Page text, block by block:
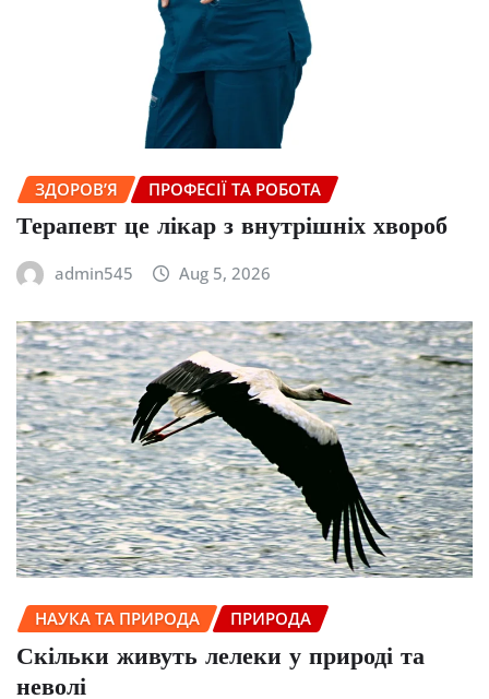
ЗДОРОВ’Я ПРОФЕСІЇ ТА РОБОТА
Терапевт це лікар з внутрішніх хвороб
admin545 Aug 5, 2026
НАУКА ТА ПРИРОДА ПРИРОДА
Скільки живуть лелеки у природі та
неволі